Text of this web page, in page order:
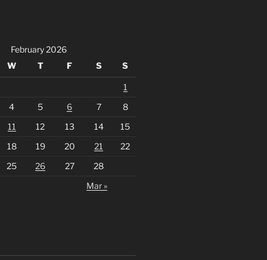
February 2026
W T F S S
1
4 5 6 7
8
11 12 13 14
15
18 19 20 21
22
25 26 27
28
Mar »